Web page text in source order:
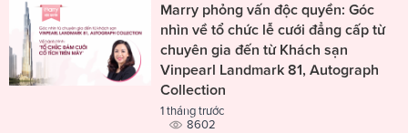
Marry phỏng vấn độc quyền: Góc
nhìn về tổ chức lễ cưới đẳng cấp từ
chuyên gia đến từ Khách sạn
Vinpearl Landmark 81, Autograph
Collection
1 tháng trước
8602